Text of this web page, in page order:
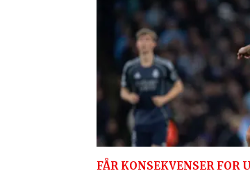
FÅR KONSEKVENSER FOR